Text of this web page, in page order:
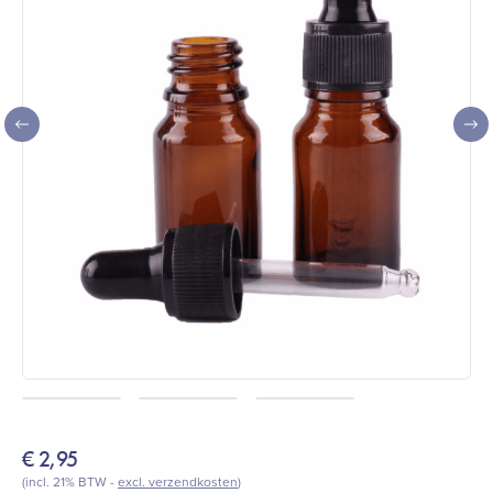
€2,95
(incl. 21% BTW -excl. verzendkosten)